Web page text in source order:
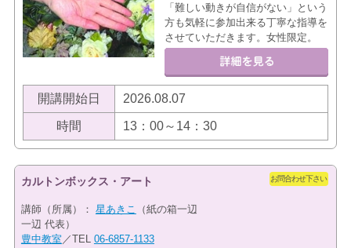
「難しい動きが自信がない」という
方も気軽に参加出来る丁寧な指導を
させていただきます。女性限定。
開講開始日 2026.08.07
時間 13：00～14：30
お問合わせ下さい
カルトンボックス・アート
講師（所属）： 星あきこ
（紙の箱一辺
一辺 代表）
豊中教室 ／TEL 06-6857-1133